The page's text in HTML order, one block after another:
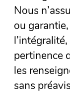
Nous
ou
pertinence
les
sans